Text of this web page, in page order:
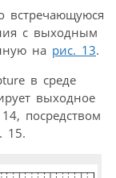
встречающуюся
с выходным
на рис. 13.
в среде
выходное
посредством
15.